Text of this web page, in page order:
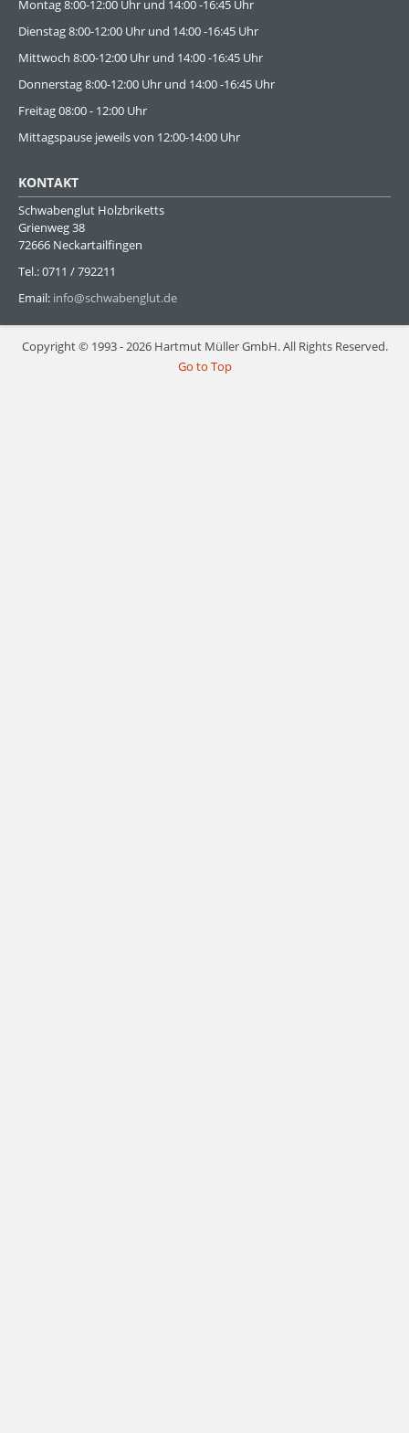
Montag 8:00-12:00 Uhr und 14:00 -16:45 Uhr
Dienstag 8:00-12:00 Uhr und 14:00 -16:45 Uhr
Mittwoch 8:00-12:00 Uhr und 14:00 -16:45 Uhr
Donnerstag 8:00-12:00 Uhr und 14:00 -16:45 Uhr
Freitag 08:00 - 12:00 Uhr
Mittagspause jeweils von 12:00-14:00 Uhr
KONTAKT
Schwabenglut Holzbriketts
Grienweg 38
72666 Neckartailfingen
Tel.: 0711 / 792211
Email: info@schwabenglut.de
Copyright © 1993 - 2026 Hartmut Müller GmbH. All Rights Reserved.
Go to Top